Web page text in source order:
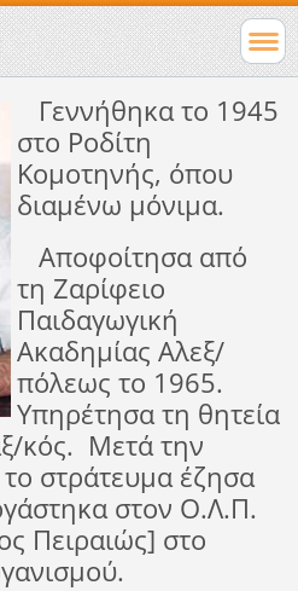
Γεννήθηκα το 1945
στο Ροδίτη
Κομοτηνής, όπου
διαμένω μόνιμα.
Αποφοίτησα από
τη Ζαρίφειο
Παιδαγωγική
Ακαδημίας Αλεξ/
πόλεως το 1965.
Υπηρέτησα τη θητεία
κός. Μετά την
στράτευμα έζησα
στον Ο.Λ.Π.
Πειραιώς] στο